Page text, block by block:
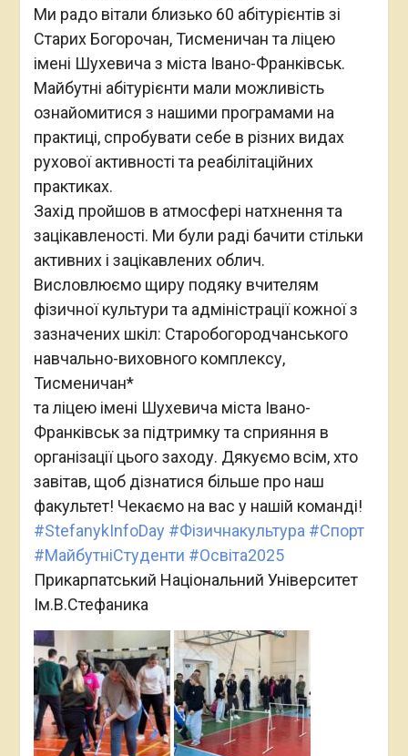
Ми радо вітали близько 60 абітурієнтів зі
Старих Богорочан, Тисменичан та ліцею
імені Шухевича з міста Івано-Франківськ.
Майбутні абітурієнти мали можливість
ознайомитися з нашими програмами на
практиці, спробувати себе в різних видах
рухової активності та реабілітаційних
практиках.
Захід пройшов в атмосфері натхнення та
зацікавленості. Ми були раді бачити стільки
активних і зацікавлених облич.
Висловлюємо щиру подяку вчителям
фізичної культури та адміністрації кожної з
зазначених шкіл: Старобогородчанського
навчально-виховного комплексу,
Тисменичан*
та ліцею імені Шухевича міста Івано-
Франківськ за підтримку та сприяння в
організації цього заходу. Дякуємо всім, хто
завітав, щоб дізнатися більше про наш
факультет! Чекаємо на вас у нашій команді!
#StefanykInfoDay #Фізичнакультура #Спорт
#МайбутніСтуденти #Освіта2025
Прикарпатський Національний Університет
Ім.В.Стефаника